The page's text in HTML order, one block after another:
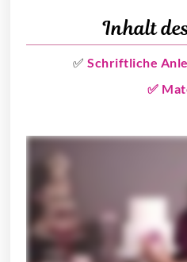
Inhalt
✅Schriftliche
✅